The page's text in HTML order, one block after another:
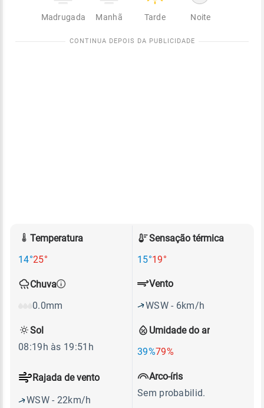
Madrugada Manhã Tarde Noite
Temperatura
14°25°
Sensação térmica
15°19°
Chuva
0.0mm
Umidade do ar
39%79%
Vento
WSW - 6km/h
Rajada de vento
WSW - 22km/h
Sol
08:19h às 19:51h
Arco-íris
Sem probabilid.